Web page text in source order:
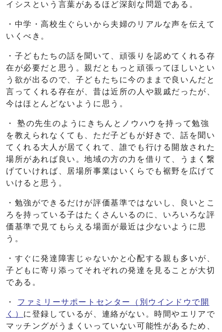
イシスという言葉があるほど深刻な問題である。
・中学・高校生ぐらいから夫婦のリアルな声を伝えて
いくべき。
・子どもたちの話を聞いて、頑張りを認めてくれる存
在が必要だと思う。親だともっと頑張ってほしいとい
う欲が出るので、子どもたちに今のままで良いんだと
言ってくれる存在が、昔は近所の人や親戚だったが、
今はほとんどないように思う。
・ 塾の先生のようにきちんとノウハウを持って勉強
を教えられなくても、ただ子どもが好きで、話を聞い
てくれる大人が居てくれて、誰でも行ける開放された
場所があれば良い。地域の方の力を借りて、うまく繋
げていければ、居場所事業はいくらでも裾野を広げて
いけると思う。
・勉強ができるだけが評価基準ではないし、良いとこ
ろを持っている子はたくさんいるのに、いろいろな評
価基準で見てもらえる場面が最近は少ないように思
う。
・すぐに発達障害じゃないかと心配する親も多いが、
子どもに寄り添ってそれぞれの発達を見ることが大切
である。
・ ファミリーサポートセンター
（別ウインドウで開
く） に登録しているが、連絡がない。時間やエリアで
マッチングがうまくいっていない可能性があるため、